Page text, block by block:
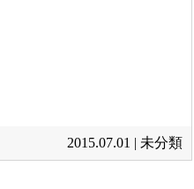
2015.07.01 | 未分類